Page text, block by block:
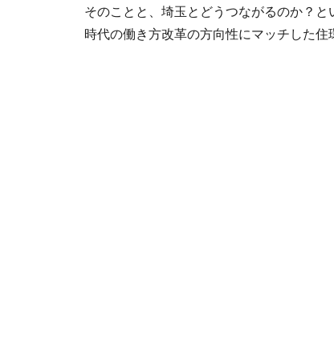
そのことと、埼玉とどうつながるのか？
時代の働き方改革の方向性にマッチした住